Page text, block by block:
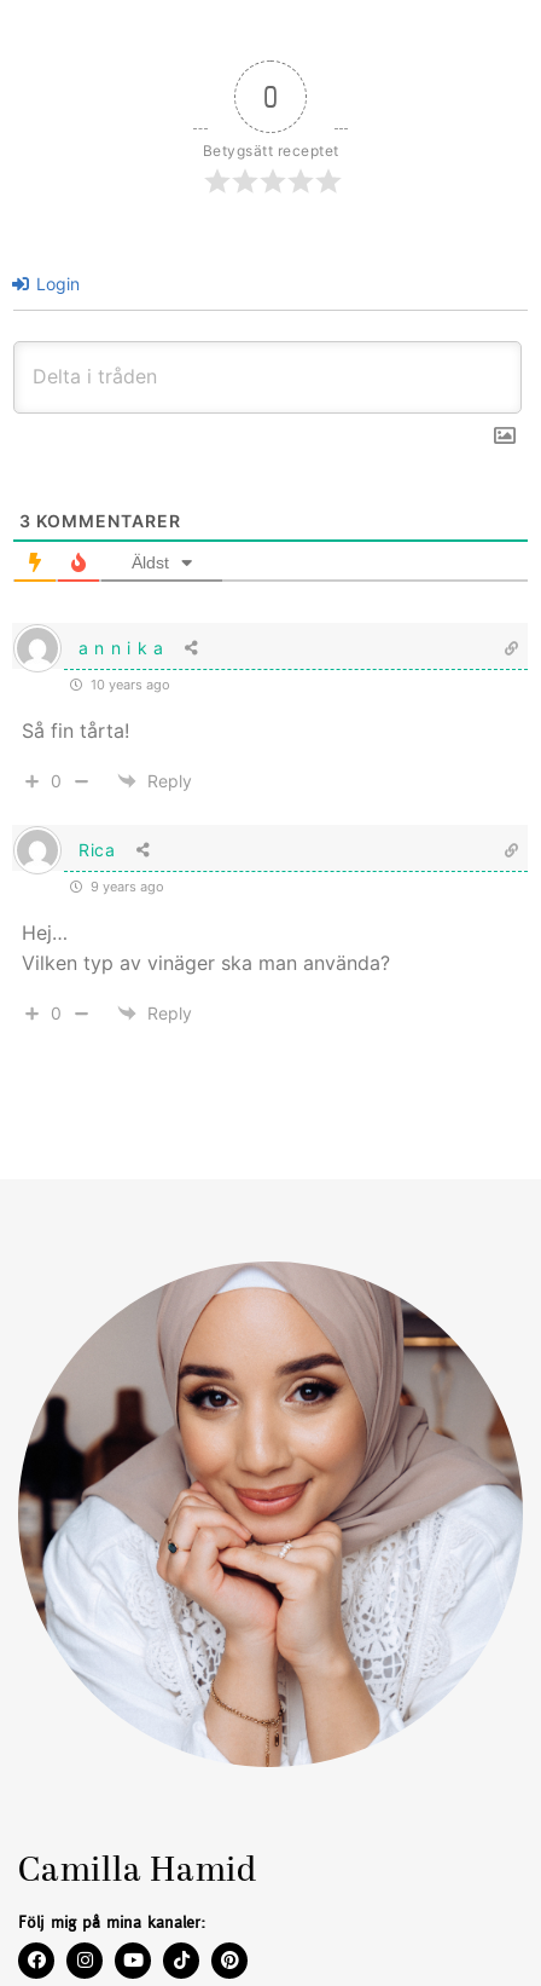
0
Betygsätt receptet
Login
3 KOMMENTARER
Äldst
a n n i k a
10 years ago
Så fin tårta!
0 Reply
Rica
9 years ago
Hej…
Vilken typ av vinäger ska man använda?
0 Reply
Camilla Hamid
Följ mig på mina kanaler: